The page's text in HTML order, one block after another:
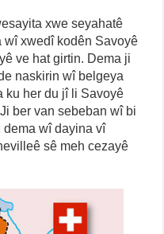
xwe seyahatê
wî xwedî kodên Savoyê
ve hat girtin. Dema ji
naskirin wî belgeya
ku her du jî li Savoyê
ber van sebeban wî bi
dema wî dayina vî
sê meh cezayê